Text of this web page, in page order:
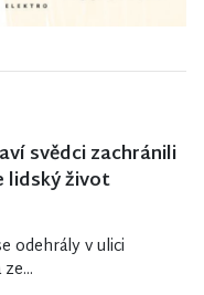
svědci zachránili
lidský život
odehrály v ulici